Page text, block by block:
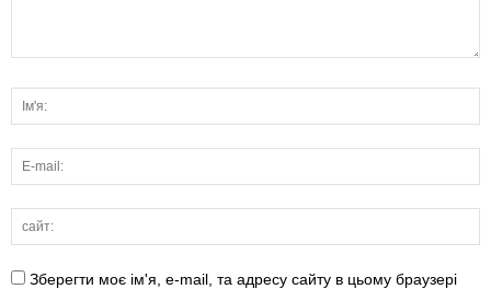
Зберегти моє ім'я, e-mail, та адресу сайту в цьому браузері